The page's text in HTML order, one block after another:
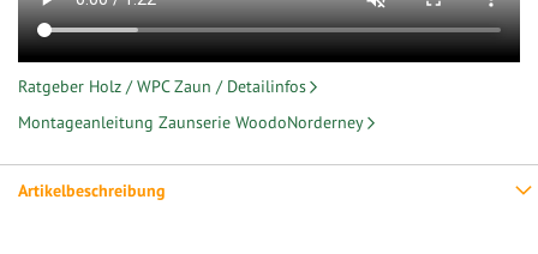
Artikelbeschreibung
Ratgeber Holz / WPC Zaun / Detailinfos
Montageanleitung Zaunserie WoodoNorderney